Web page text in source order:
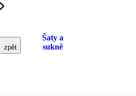
zpět
Šaty a
sukně